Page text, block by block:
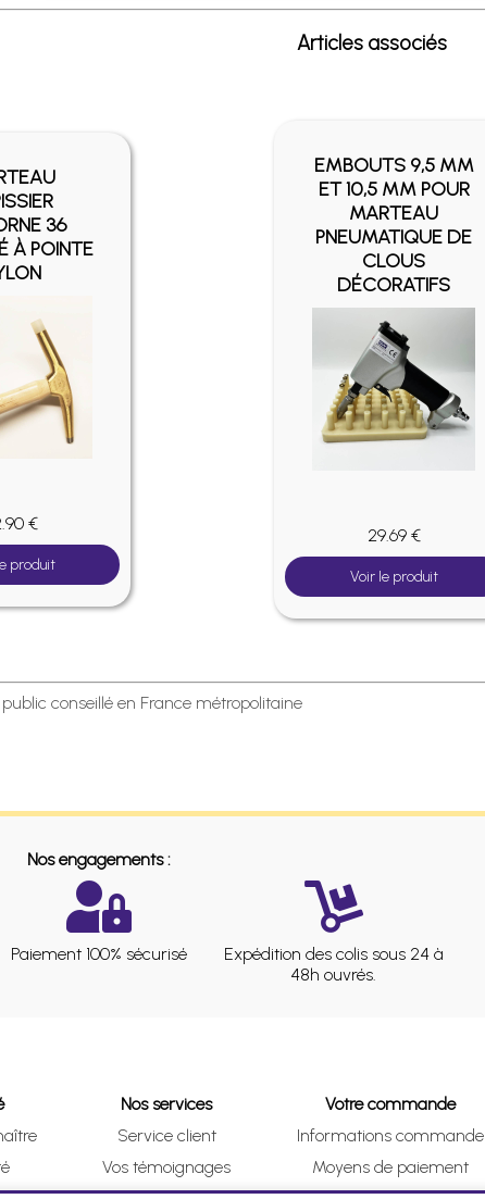
Articles associés
36
À POINTE
€
produit
EMBOUTS 9,5 MM
ET 10,5 MM POUR
MARTEAU
PNEUMATIQUE DE
CLOUS
DÉCORATIFS
29.69 €
Voir le produit
conseillé en France métropolitaine
Nos engagements :
Paiement 100% sécurisé
Expédition des colis sous 24 à
48h ouvrés.
Nos services
Service client
Vos témoignages
Votre commande
Informations commande
Moyens de paiement